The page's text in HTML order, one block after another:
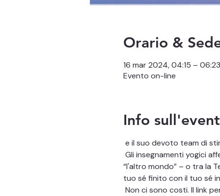
Orario &
16 mar 2024, 04:15 –
Evento on-line
Info
e il suo devoto team di
“l'altro mondo” – o tra la
tuo sé finito con il tuo sé
Non ci sono costi. Il link